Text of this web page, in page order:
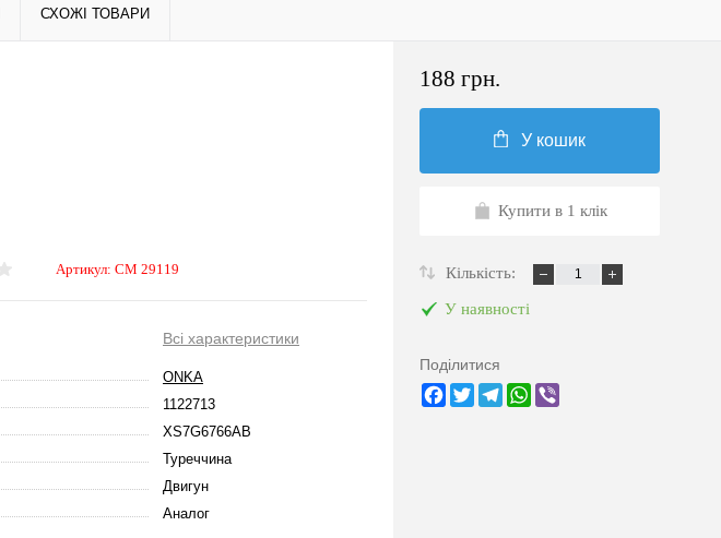
СХОЖІ ТОВАРИ
Артикул: CM 29119
Всі характеристики
ONKA
1122713
XS7G6766AB
Туреччина
Двигун
Аналог
188 грн.
У кошик
Купити в 1 клік
Кількість:
У наявності
Поділитися
Facebook
TwitterTelegramWhatsApp